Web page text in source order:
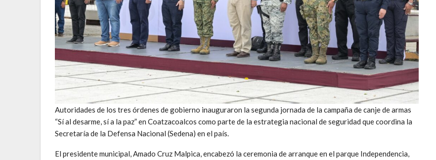
Autoridades de los tres órdenes de gobierno inauguraron la segunda jornada de la campaña de canje de armas
“Sí al desarme, sí a la paz” en Coatzacoalcos como parte de la estrategia nacional de seguridad que coordina la
Secretaría de la Defensa Nacional (Sedena) en el país.
El presidente municipal, Amado Cruz Malpica, encabezó la ceremonia de arranque en el parque Independencia,